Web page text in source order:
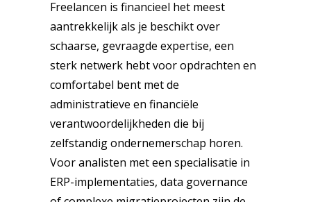
Freelancen is financieel het meest
aantrekkelijk als je beschikt over
schaarse, gevraagde expertise, een
sterk netwerk hebt voor opdrachten en
comfortabel bent met de
administratieve en financiële
verantwoordelijkheden die bij
zelfstandig ondernemerschap horen.
Voor analisten met een specialisatie in
ERP-implementaties, data governance